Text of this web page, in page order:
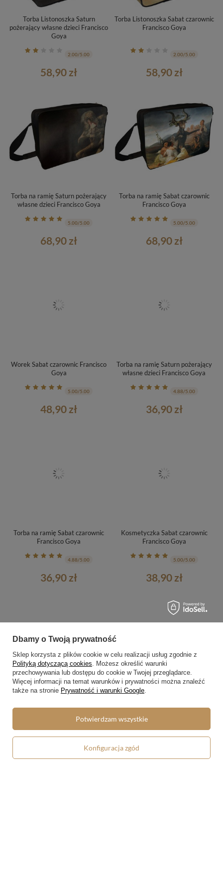
Torba Listonoszka Saturn
pożerający własne dzieci Francisco
Goya
2.00/5.00
58,90 zł
Torba Listonoszka Sabat czarownic
Francisco Goya
2.00/5.00
58,90 zł
Torba na ramię Saturn pożerający
własne dzieci Francisco Goya
5.00/5.00
68,90 zł
Torba na ramię Sabat czarownic
Francisco Goya
5.00/5.00
68,90 zł
Worek Sabat czarownic Francisco
Goya
5.00/5.00
48,90 zł
Torba na ramię Saturn pożerający
własne dzieci Francisco Goya
4.88/5.00
36,90 zł
Torba na ramię Sabat czarownic
Francisco Goya
4.88/5.00
36,90 zł
Kosmetyczka Sabat czarownic
Francisco Goya
5.00/5.00
38,90 zł
dzieci Francisco Goya
Goya
Dbamy o Twoją prywatność
Sklep korzysta z plików cookie w celu realizacji usług zgodnie z
Polityką dotyczącą cookies. Możesz określić warunki
przechowywania lub dostępu do cookie w Twojej przeglądarce.
Więcej informacji na temat warunków i prywatności można znaleźć
także na stronie Prywatność i warunki Google.
Konfiguracja zgód
Potwierdzam wszystkie